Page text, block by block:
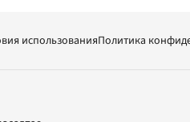
использованияПолитика